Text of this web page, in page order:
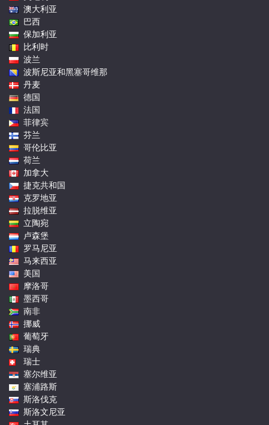
澳大利亚
巴西
保加利亚
比利时
波兰
波斯尼亚和黑塞哥维那
丹麦
德国
法国
菲律宾
芬兰
哥伦比亚
荷兰
加拿大
捷克共和国
克罗地亚
拉脱维亚
立陶宛
卢森堡
罗马尼亚
马来西亚
美国
摩洛哥
墨西哥
南非
挪威
葡萄牙
瑞典
瑞士
塞尔维亚
塞浦路斯
斯洛伐克
斯洛文尼亚